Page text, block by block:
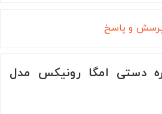
و پاسخ
دستی امگا رونیکس مدل